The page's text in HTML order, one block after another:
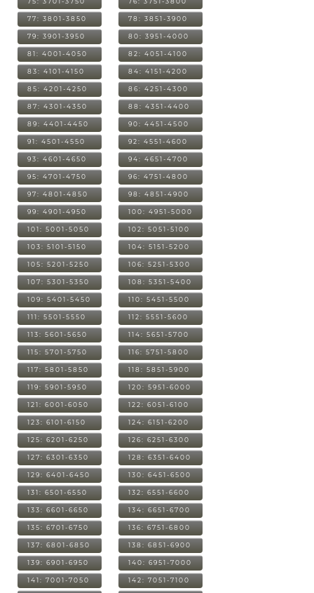
77: 3801-3850 78: 3851-3900
79: 3901-3950 80: 3951-4000
81: 4001-4050 82: 4051-4100
83: 4101-4150 84: 4151-4200
85: 4201-4250 86: 4251-4300
87: 4301-4350 88: 4351-4400
89: 4401-4450 90: 4451-4500
91: 4501-4550 92: 4551-4600
93: 4601-4650 94: 4651-4700
95: 4701-4750 96: 4751-4800
97: 4801-4850 98: 4851-4900
99: 4901-4950 100: 4951-5000
101: 5001-5050 102: 5051-5100
103: 5101-5150 104: 5151-5200
105: 5201-5250 106: 5251-5300
107: 5301-5350 108: 5351-5400
109: 5401-5450 110: 5451-5500
111: 5501-5550 112: 5551-5600
113: 5601-5650 114: 5651-5700
115: 5701-5750 116: 5751-5800
117: 5801-5850 118: 5851-5900
119: 5901-5950 120: 5951-6000
121: 6001-6050 122: 6051-6100
123: 6101-6150 124: 6151-6200
125: 6201-6250 126: 6251-6300
127: 6301-6350 128: 6351-6400
129: 6401-6450 130: 6451-6500
131: 6501-6550 132: 6551-6600
133: 6601-6650 134: 6651-6700
135: 6701-6750 136: 6751-6800
137: 6801-6850 138: 6851-6900
139: 6901-6950 140: 6951-7000
141: 7001-7050 142: 7051-7100